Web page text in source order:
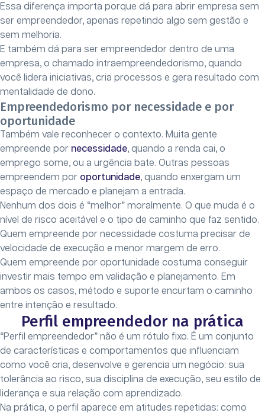
Essa diferença importa porque dá para abrir empresa sem
ser empreendedor, apenas repetindo algo sem gestão e
sem melhoria.
E também dá para ser empreendedor dentro de uma
empresa, o chamado intraempreendedorismo, quando
você lidera iniciativas, cria processos e gera resultado com
mentalidade de dono.
Empreendedorismo por necessidade e por
oportunidade
Também vale reconhecer o contexto. Muita gente
empreende por necessidade, quando a renda cai, o
emprego some, ou a urgência bate. Outras pessoas
empreendem por oportunidade, quando enxergam um
espaço de mercado e planejam a entrada.
Nenhum dos dois é “melhor” moralmente. O que muda é o
nível de risco aceitável e o tipo de caminho que faz sentido.
Quem empreende por necessidade costuma precisar de
velocidade de execução e menor margem de erro.
Quem empreende por oportunidade costuma conseguir
investir mais tempo em validação e planejamento. Em
ambos os casos, método e suporte encurtam o caminho
entre intenção e resultado.
Perfil empreendedor na prática
“Perfil empreendedor” não é um rótulo fixo. É um conjunto
de características e comportamentos que influenciam
como você cria, desenvolve e gerencia um negócio: sua
tolerância ao risco, sua disciplina de execução, seu estilo de
liderança e sua relação com aprendizado.
Na prática, o perfil aparece em atitudes repetidas: como